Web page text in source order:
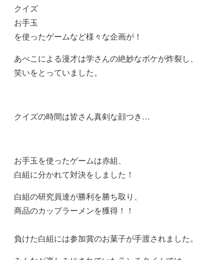
クイズ
お手玉
を使ったゲームなど様々な企画が！
あべこによる漫才は学さんの絶妙なボケが炸裂し、
笑いをとっていました。
クイズの時間は皆さん真剣な顔つき…
お手玉を使ったゲームは赤組、
白組に分かれて対決をしました！
白組の研究員達が勝利を勝ち取り、
商品のカップラーメンを獲得！！
負けた白組には参加賞のお菓子が手渡されました。